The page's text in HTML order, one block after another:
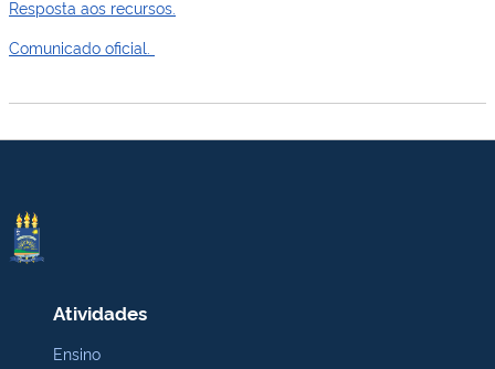
Resposta aos recursos.
Comunicado oficial.
Atividades
Ensino